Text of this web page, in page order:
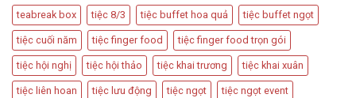
Kế
Bàn
Tiệc
Hấp
Dẫn
Dùng
Trong
Các
Sự
Kiện
Quan
Trọng
teabreak box tiệc 8/3 tiệc buffet hoa quả tiệc buffet ngọt
tiệc cuối năm tiệc finger food tiệc finger food trọn gói
tiệc hội nghị tiệc hội thảo tiệc khai trương tiệc khai xuân
tiệc liên hoan tiệc lưu động tiệc ngọt tiệc ngọt event